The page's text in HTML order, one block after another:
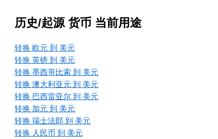
历史/起源 货币 当前用途
转换 欧元 到 美元
转换 英镑 到 美元
转换 墨西哥比索 到 美元
转换 澳大利亚元 到 美元
转换 巴西雷亚尔 到 美元
转换 加元 到 美元
转换 瑞士法郎 到 美元
转换 人民币 到 美元